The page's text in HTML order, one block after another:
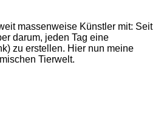
massenweise Künstler mit: Seit
darum, jeden Tag eine
zu erstellen. Hier nun meine
Tierwelt.